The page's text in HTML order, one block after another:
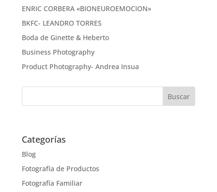
ENRIC CORBERA «BIONEUROEMOCION»
BKFC- LEANDRO TORRES
Boda de Ginette & Heberto
Business Photography
Product Photography- Andrea Insua
Categorías
Blog
Fotografía de Productos
Fotografía Familiar